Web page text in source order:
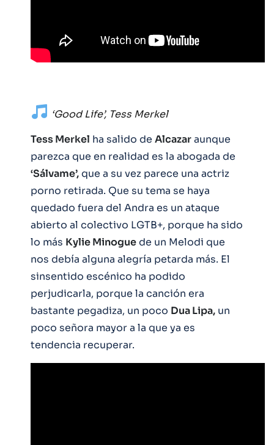
‘Good Life’, Tess Merkel
Tess Merkel ha salido de Alcazaraunque
parezca que en realidad es la abogada de
‘Sálvame’,que a su vez parece una actriz
porno retirada. Que su tema se haya
quedado fuera del Andra es un ataque
abierto al colectivo LGTB+, porque ha sido
lo más Kylie Minoguede un Melodi que
nos debía alguna alegría petarda más. El
sinsentido escénico ha podido
perjudicarla, porque la canción era
bastante pegadiza, un poco Dua Lipa, un
poco señora mayor a la que ya es
tendencia recuperar.